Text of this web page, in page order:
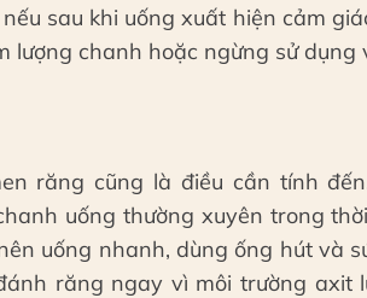
sau khi uống xuất hiện cảm
lượng chanh hoặc ngừng sử dụng
răng cũng là điều cần tính
uống thường xuyên trong
uống nhanh, dùng ống hút và
răng ngay vì môi trường axit